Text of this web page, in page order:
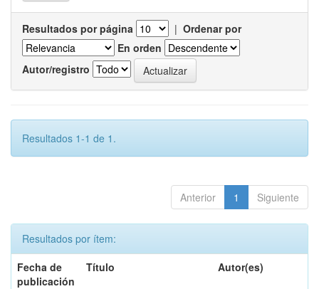
Resultados por página | Ordenar por
En orden
Autor/registro
Resultados 1-1 de 1.
Anterior 1 Siguiente
Resultados por ítem:
Fecha de
publicación
Título Autor(es)